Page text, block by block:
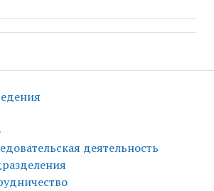
деятельность